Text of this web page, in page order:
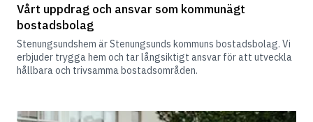
Vårt uppdrag och ansvar som kommunägt
bostadsbolag
Stenungsundshem är Stenungsunds kommuns bostadsbolag. Vi
erbjuder trygga hem och tar långsiktigt ansvar för att utveckla
hållbara och trivsamma bostadsområden.